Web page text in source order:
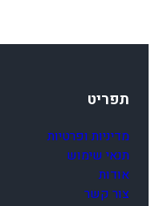
תפריט
מדיניות ופרטיות
תנאי שימוש
אודות
צור קשר